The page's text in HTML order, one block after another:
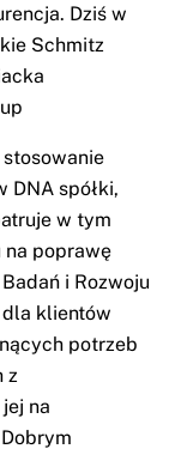
Dziś w
Schmitz
DNA spółki,
w tym
na poprawę
i Rozwoju
klientów
potrzeb
z
na